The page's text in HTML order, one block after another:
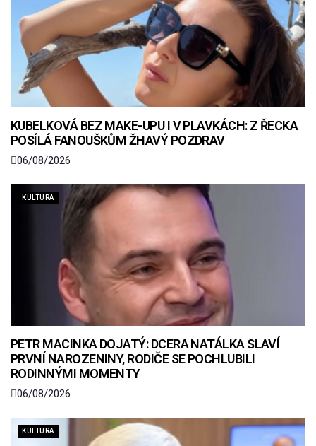
KUBELKOVÁ BEZ MAKE-UPU I V PLAVKÁCH: Z ŘECKA
POSÍLÁ FANOUŠKŮM ŽHAVÝ POZDRAV
06/08/2026
KULTURA
PETR MACINKA DOJATÝ: DCERA NATÁLKA SLAVÍ
PRVNÍ NAROZENINY, RODIČE SE POCHLUBILI
RODINNÝMI MOMENTY
06/08/2026
KULTURA